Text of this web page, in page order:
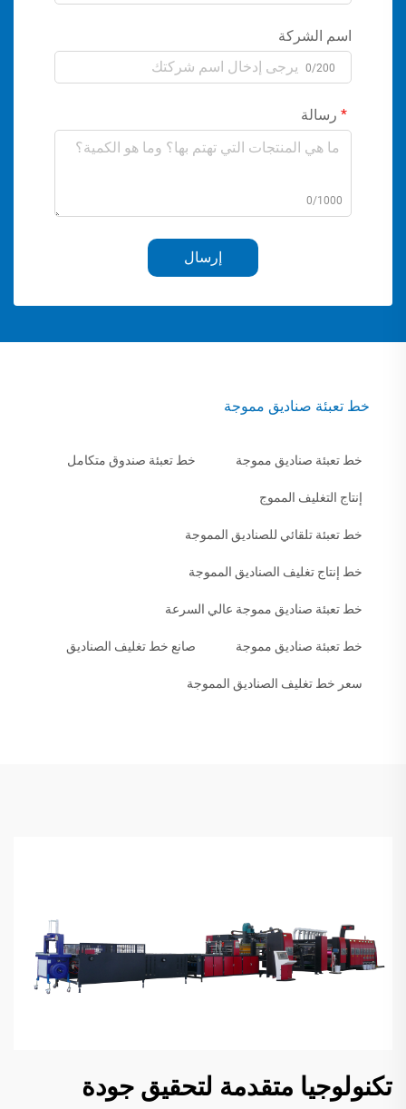
اسم الشركة
0/200
رسالة
0/1000
إرسال
خط تعبئة صناديق مموجة
خط تعبئة صناديق مموجة خط تعبئة صندوق متكامل
إنتاج التغليف المموج
خط تعبئة تلقائي للصناديق المموجة
خط إنتاج تغليف الصناديق المموجة
خط تعبئة صناديق مموجة عالي السرعة
خط تعبئة صناديق مموجة صانع خط تغليف الصناديق
سعر خط تغليف الصناديق المموجة
تكنولوجيا متقدمة لتحقيق جودة